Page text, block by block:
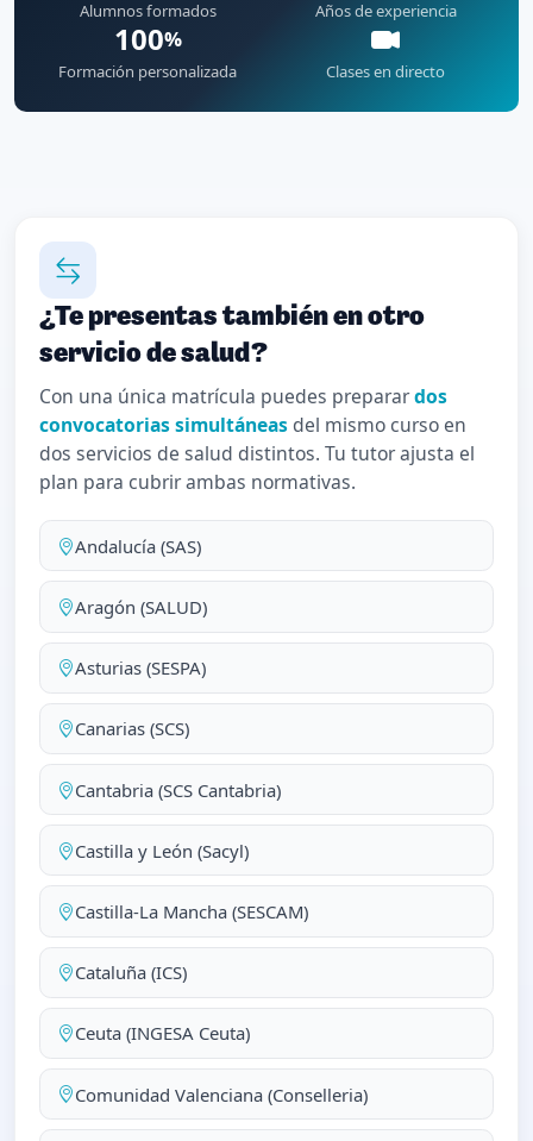
Alumnos formados Años de experiencia
100%
Formación personalizada Clases en directo
¿Te presentas también en otro
servicio de salud?
Con una única matrícula puedes preparardos
convocatorias simultáneas del mismo curso en
dos servicios de salud distintos. Tu tutor ajusta el
plan para cubrir ambas normativas.
Andalucía (SAS)
Aragón (SALUD)
Asturias (SESPA)
Canarias (SCS)
Cantabria (SCS Cantabria)
Castilla y León (Sacyl)
Castilla-La Mancha (SESCAM)
Cataluña (ICS)
Ceuta (INGESA Ceuta)
Comunidad Valenciana (Conselleria)